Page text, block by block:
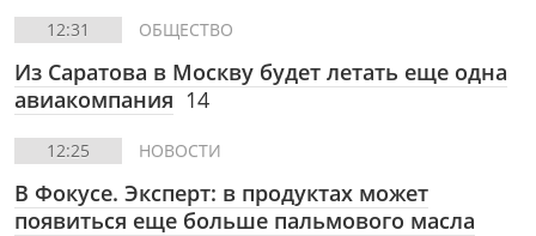
12:31 ОБЩЕСТВО
Из Саратова в Москву будет летать еще одна
авиакомпания 14
12:25 НОВОСТИ
В Фокусе. Эксперт: в продуктах может
появиться еще больше пальмового масла